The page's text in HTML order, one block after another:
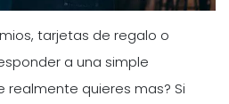
tarjetas de regalo o
a una simple
quieres mas? Si